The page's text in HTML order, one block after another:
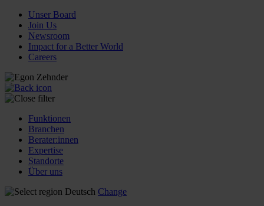
Unser Board
Join Us
Newsroom
Impact for a Better World
Careers
Funktionen
Branchen
Berater:innen
Expertise
Standorte
Über uns
Deutsch Change